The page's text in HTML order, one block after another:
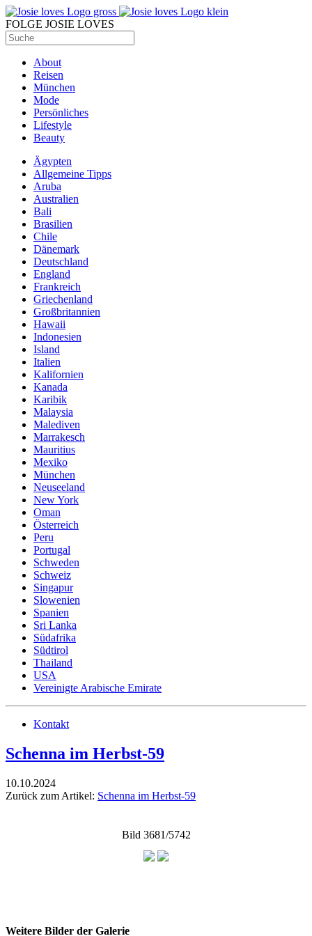
FOLGE JOSIE LOVES
About
Reisen
München
Mode
Persönliches
Lifestyle
Beauty
Ägypten
Allgemeine Tipps
Aruba
Australien
Bali
Brasilien
Chile
Dänemark
Deutschland
England
Frankreich
Griechenland
Großbritannien
Hawaii
Indonesien
Island
Italien
Kalifornien
Kanada
Karibik
Malaysia
Malediven
Marrakesch
Mauritius
Mexiko
München
Neuseeland
New York
Oman
Österreich
Peru
Portugal
Schweden
Schweiz
Singapur
Slowenien
Spanien
Sri Lanka
Südafrika
Südtirol
Thailand
USA
Vereinigte Arabische Emirate
Kontakt
Schenna im Herbst-59
10.10.2024
Zurück zum Artikel: Schenna im Herbst-59
Bild 3681/5742
Weitere Bilder der Galerie